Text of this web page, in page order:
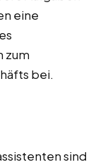
eine
zum
bei.
sind